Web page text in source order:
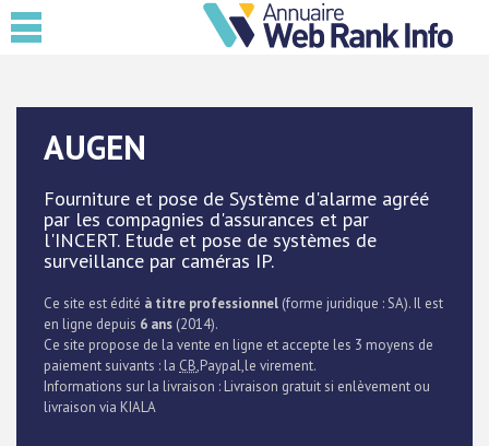
AUGEN
Fourniture et pose de Système d'alarme agréé
par les compagnies d'assurances et par
l'INCERT. Etude et pose de systèmes de
surveillance par caméras IP.
Ce site est édité à titre professionnel (forme juridique : SA). Il est
en ligne depuis 6 ans (2014).
Ce site propose de la vente en ligne et accepte les 3 moyens de
paiement suivants : la CB,Paypal,le virement.
Informations sur la livraison : Livraison gratuit si enlèvement ou
livraison via KIALA